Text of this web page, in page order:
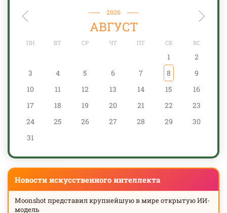
2026
АВГУСТ
ПН ВТ СР ЧТ ПТ СБ ВС
1
2
3
4 5 6 7 8
9
10
11 12 13 14 15
16
17
18 19 20 21 22
23
24
25 26 27 28 29
30
31
Новости искусственного интеллекта
Moonshot представил крупнейшую в мире открытую ИИ-
модель